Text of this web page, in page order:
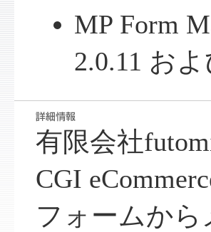
MP Form
2.0.11 お
有限会社
CGI
フォームか